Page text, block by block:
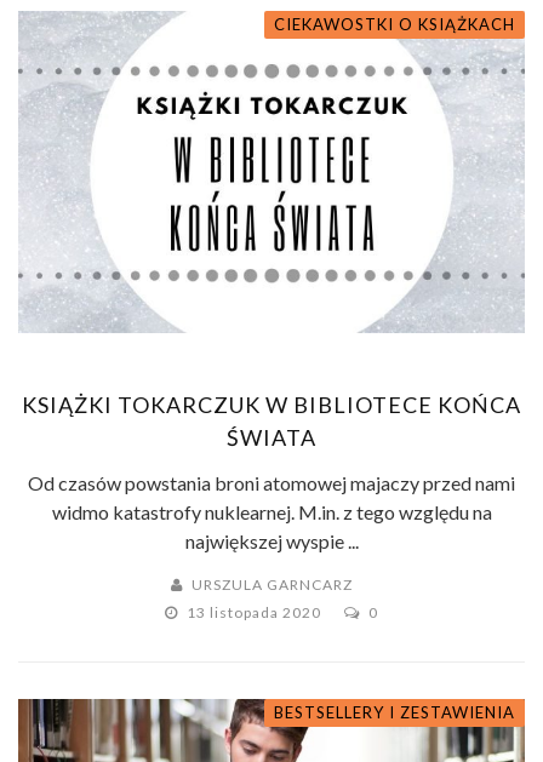
CIEKAWOSTKI O KSIĄŻKACH
KSIĄŻKI TOKARCZUK W BIBLIOTECE KOŃCA
ŚWIATA
Od czasów powstania broni atomowej majaczy przed nami
widmo katastrofy nuklearnej. M.in. z tego względu na
największej wyspie ...
URSZULA GARNCARZ
13 listopada 2020
0
BESTSELLERY I ZESTAWIENIA